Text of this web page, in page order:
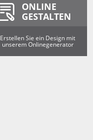
ONLINE
GESTALTEN
Erstellen Sie ein Design mit
unserem Onlinegenerator